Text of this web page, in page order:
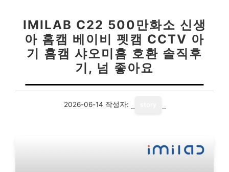
IMILAB C22 500만화소 신생
아 홈캠 베이비 펫캠 CCTV 아
기 홈캠 샤오미홈 호환 솔직후
기, 넘 좋아요
2026-06-14 작성자: